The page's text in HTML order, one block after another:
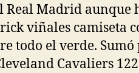
Real Madrid aunque
viñales camiseta
todo el verde.
Cavaliers 122